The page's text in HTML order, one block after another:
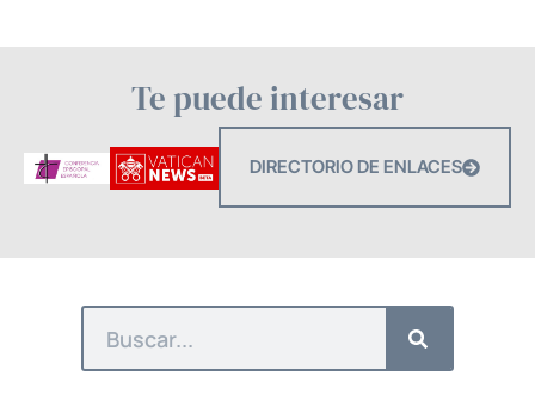
Te puede interesar
DIRECTORIO DE ENLACES